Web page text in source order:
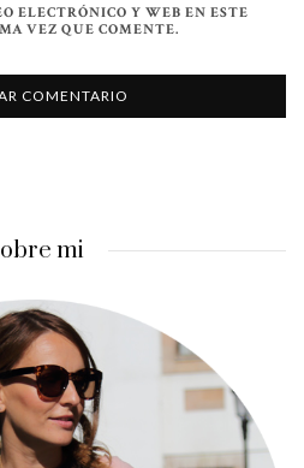
ELECTRÓNICO Y WEB EN ESTE
VEZ QUE COMENTE.
mi